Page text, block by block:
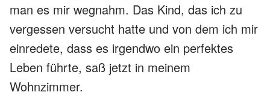
man es mir wegnahm. Das Kind, das ich zu
vergessen versucht hatte und von dem ich mir
einredete, dass es irgendwo ein perfektes
Leben führte, saß jetzt in meinem
Wohnzimmer.